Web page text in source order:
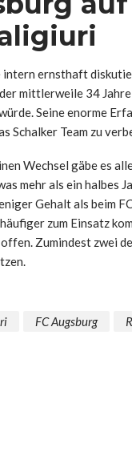
intern ernsthaft
mittlerweile 34
Seine enorme
Schalker Team zu
Wechsel gäbe es
mehr als ein halbes
Gehalt als beim
zum Einsatz
Zumindest zwei
FC Augsburg